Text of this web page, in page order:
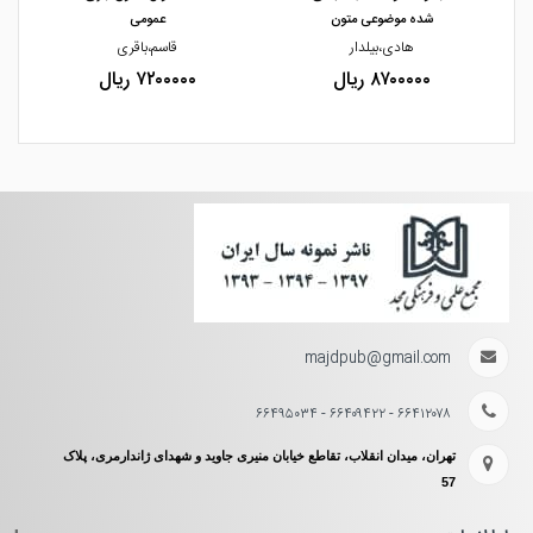
شده موضوعی متون
هادی،بیلدار
۸۷۰۰۰۰۰ ریال
عمومی
قاسم،باقری
۷۲۰۰۰۰۰ ریال
majdpub@gmail.com
۶۶۴۱۲۰۷۸ - ۶۶۴۰۹۴۲۲ - ۶۶۴۹۵۰۳۴
تهران، میدان انقلاب، تقاطع خیابان منیری جاوید و شهدای ژاندارمری، پلاک
57